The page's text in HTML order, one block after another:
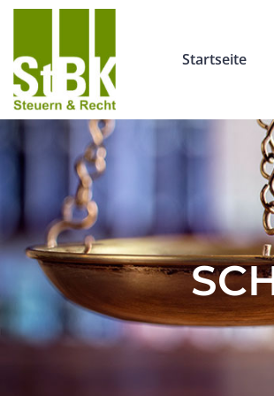
Startseite